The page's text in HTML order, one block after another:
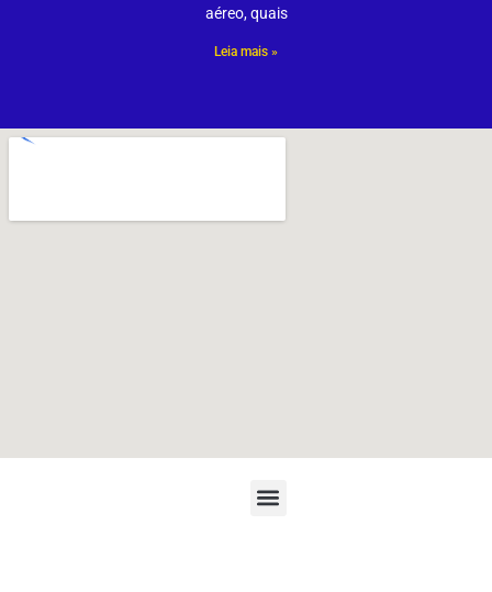
aéreo, quais
Leia mais »